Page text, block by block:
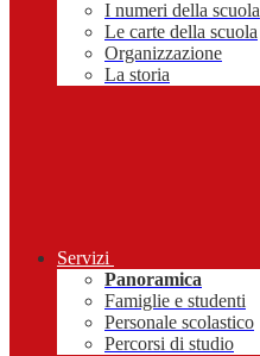
I numeri della scuola
Le carte della scuola
Organizzazione
La storia
Servizi
Panoramica
Famiglie e studenti
Personale scolastico
Percorsi di studio